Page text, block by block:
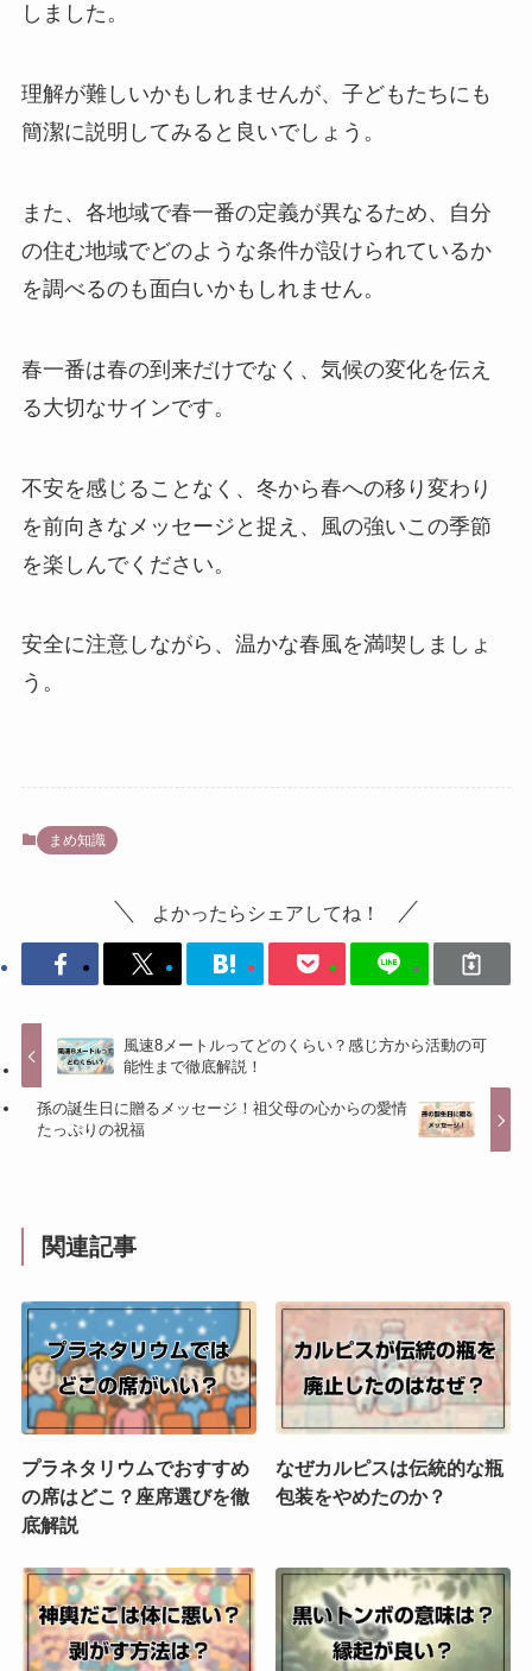
しました。
理解が難しいかもしれませんが、子どもたちにも
簡潔に説明してみると良いでしょう。
また、各地域で春一番の定義が異なるため、自分
の住む地域でどのような条件が設けられているか
を調べるのも面白いかもしれません。
春一番は春の到来だけでなく、気候の変化を伝え
る大切なサインです。
不安を感じることなく、冬から春への移り変わり
を前向きなメッセージと捉え、風の強いこの季節
を楽しんでください。
安全に注意しながら、温かな春風を満喫しましょ
う。
まめ知識
よかったらシェアしてね！
風速8メートルってどのくらい？感じ方から活動の可
能性まで徹底解説！
孫の誕生日に贈るメッセージ！祖父母の心からの愛情
たっぷりの祝福
関連記事
プラネタリウムでおすすめ
の席はどこ？座席選びを徹
底解説
なぜカルピスは伝統的な瓶
包装をやめたのか？